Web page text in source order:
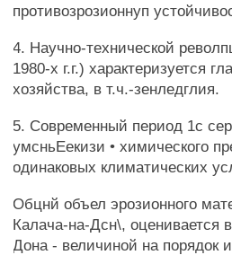
противозрозионнуп
4. Научно-технической
1980-х г.г.) характеризуется
хозяйства, в т.ч.-зенледглия.
5. Современный период 1с
умсньЕекизи • химического
одинаковых климатических
Обцнй объел эрозионного
Калача-на-Дсн\, оценивается
Дона - величиной на порядок